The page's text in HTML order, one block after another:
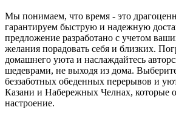
Мы понимаем, что время - это
гарантируем быструю и надежную
предложение разработано с учетом
желания порадовать себя и близких.
домашнего уюта и наслаждайтесь
шедеврами, не выходя из дома.
беззаботных обеденных перерывов и
Казани и Набережных Челнах, которые
настроение.